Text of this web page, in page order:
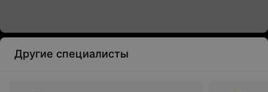
Другие специалисты